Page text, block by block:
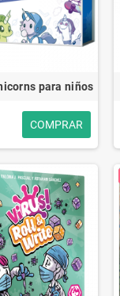
para niños
COMPRAR